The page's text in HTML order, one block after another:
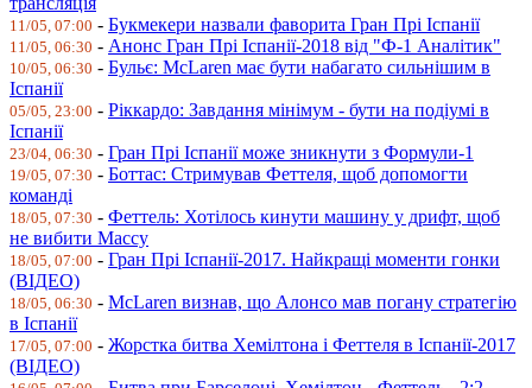
11/05, 07:00 - Букмекери назвали фаворита Гран Прі Іспанії
11/05, 06:30 - Анонс Гран Прі Іспанії-2018 від "Ф-1 Аналітик"
10/05, 06:30 - Бульє: McLaren має бути набагато сильнішим в
Іспанії
05/05, 23:00 - Ріккардо: Завдання мінімум - бути на подіумі в
Іспанії
23/04, 06:30 - Гран Прі Іспанії може зникнути з Формули-1
19/05, 07:30 - Боттас: Стримував Феттеля, щоб допомогти
команді
18/05, 07:30 - Феттель: Хотілось кинути машину у дрифт, щоб
не вибити Массу
18/05, 07:00 - Гран Прі Іспанії-2017. Найкращі моменти гонки
(ВІДЕО)
18/05, 06:30 - McLaren визнав, що Алонсо мав погану стратегію
в Іспанії
17/05, 07:00 - Жорстка битва Хемілтона і Феттеля в Іспанії-2017
(ВІДЕО)